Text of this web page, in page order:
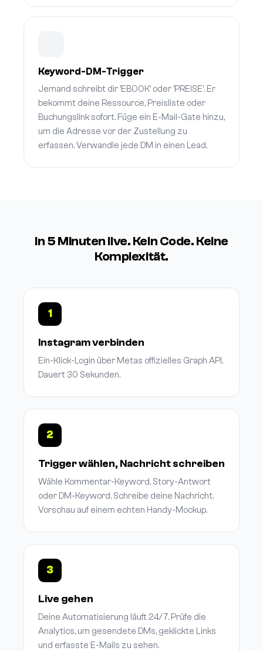
Keyword-DM-Trigger
Jemand schreibt dir 'EBOOK' oder 'PREISE'. Er
bekommt deine Ressource, Preisliste oder
Buchungslink sofort. Füge ein E-Mail-Gate hinzu,
um die Adresse vor der Zustellung zu
erfassen. Verwandle jede DM in einen Lead.
In 5 Minuten live. Kein Code. Keine
Komplexität.
1
Instagram verbinden
Ein-Klick-Login über Metas offizielles Graph API.
Dauert 30 Sekunden.
2
Trigger wählen, Nachricht schreiben
Wähle Kommentar-Keyword, Story-Antwort
oder DM-Keyword. Schreibe deine Nachricht.
Vorschau auf einem echten Handy-Mockup.
3
Live gehen
Deine Automatisierung läuft 24/7. Prüfe die
Analytics, um gesendete DMs, geklickte Links
und erfasste E-Mails zu sehen.